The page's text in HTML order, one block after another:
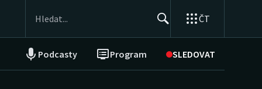
ČT
Podcasty Program SLEDOVAT
NEPŘEHLÉDNĚTE